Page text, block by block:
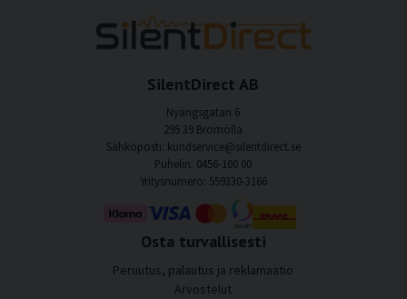
SilentDirect AB
Nyängsgatan 6
295 39 Bromölla
Sähköposti: kundservice@silentdirect.se
Puhelin: 0456-100 00
Yritysnumero: 559330-3166
Osta turvallisesti
Peruutus, palautus ja reklamaatio
Arvostelut